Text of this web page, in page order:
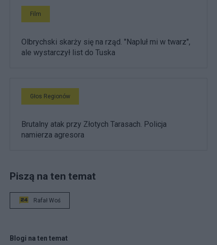
Film
Olbrychski skarży się na rząd. "Napluł mi w twarz",
ale wystarczył list do Tuska
Głos Regionów
Brutalny atak przy Złotych Tarasach. Policja
namierza agresora
Piszą na ten temat
Rafał Woś
Blogi na ten temat